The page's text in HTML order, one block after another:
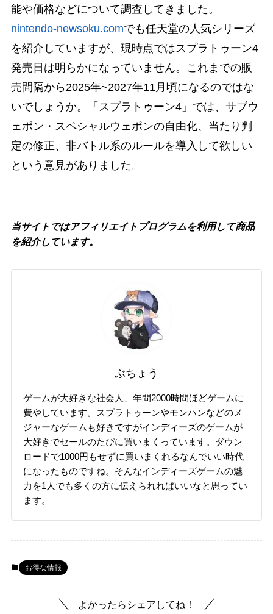
能や価格などについて調査してきました。
nintendo-newsoku.comでも任天堂の人気シリーズ
を紹介していますが、現時点ではスプラトゥーン4
発売日は明らかになっていません。これまでの販
売間隔から2025年~2027年11月頃になるのではな
いでしょうか。「スプラトゥーン4」では、サブウ
ェポン・スペシャルウェポンの自由化、当たり判
定の修正、非バトル系のルールを導入して欲しい
という意見がありました。
当サイトではアフィリエイトプログラムを利用して商品
を紹介しています。
ぶちょう
ゲームが大好きな社会人、年間2000時間ほどゲームに
費やしています。スプラトゥーンやモンハンなどのメ
ジャーなゲームも好きですがインディーズのゲームが
大好きでセールのたびに買いまくっています。ダウン
ロードで1000円もせずに買いまくれるなんでいい時代
になったものですね。そんなインディーズゲームの魅
力を1人でも多くの方に伝えられればいいなと思ってい
ます。
お得な情報
よかったらシェアしてね！